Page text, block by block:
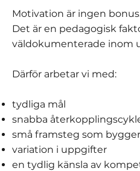
Motivation är ingen
Det är en pedagogisk
väldokumenterade inom
Därför arbetar vi med:
tydliga mål
snabba
små framsteg som
variation i uppgifter
en tydlig känsla av